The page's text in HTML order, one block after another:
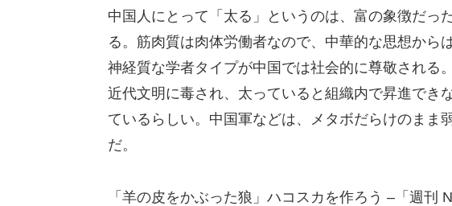
中国人にとって「太る」というのは、富の象徴だっ
る。筋肉質は肉体労働者なので、中華的な思想から
神経質な学者タイプが中国では社会的に尊敬される
近代文明に毒され、太っていると組織内で昇進でき
ているらしい。中国軍などは、メタボだらけのまま
だ。
「羊の皮をかぶった狼」ハコスカを作ろう –「週刊